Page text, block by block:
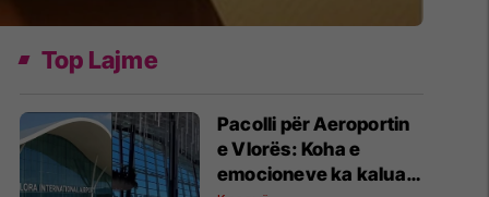
Top Lajme
Pacolli për Aeroportin
e Vlorës: Koha e
emocioneve ka kaluar,